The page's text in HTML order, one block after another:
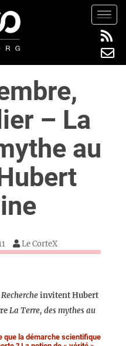
– La
au
Le CorteX
invitent Hubert
La Terre, des mythes au
que la démarche scientifique